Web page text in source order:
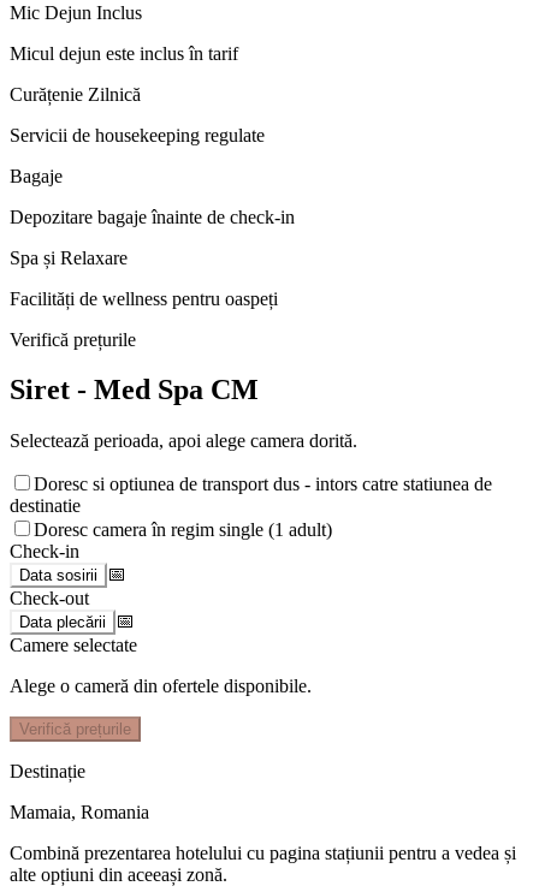
Mic Dejun Inclus
Micul dejun este inclus în tarif
Curățenie Zilnică
Servicii de housekeeping regulate
Bagaje
Depozitare bagaje înainte de check-in
Spa și Relaxare
Facilități de wellness pentru oaspeți
Verifică prețurile
Siret - Med Spa CM
Selectează perioada, apoi alege camera dorită.
Doresc si optiunea de transport dus - intors catre statiunea de
destinatie
Doresc camera în regim single (1 adult)
Check-in
Data sosirii
📅
Check-out
Data plecării
📅
Camere selectate
Alege o cameră din ofertele disponibile.
Verifică prețurile
Destinație
Mamaia, Romania
Combină prezentarea hotelului cu pagina stațiunii pentru a vedea și
alte opțiuni din aceeași zonă.